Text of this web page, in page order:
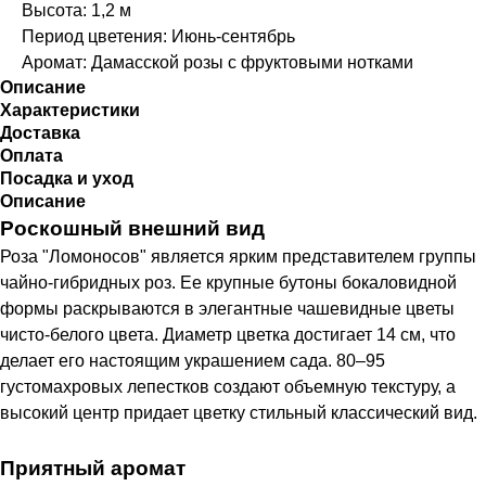
Высота: 1,2 м
Период цветения: Июнь-сентябрь
Аромат: Дамасской розы с фруктовыми нотками
Описание
Характеристики
Доставка
Оплата
Посадка и уход
Описание
Роскошный внешний вид
Роза "Ломоносов" является ярким представителем группы
чайно-гибридных роз. Ее крупные бутоны бокаловидной
формы раскрываются в элегантные чашевидные цветы
чисто-белого цвета. Диаметр цветка достигает 14 см, что
делает его настоящим украшением сада. 80–95
густомахровых лепестков создают объемную текстуру, а
высокий центр придает цветку стильный классический вид.
Приятный аромат